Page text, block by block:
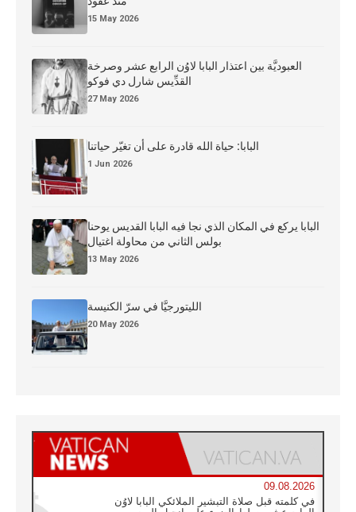
15 May 2026
العبوديَّة بين اعتذار البابا لاوُن الرابع عشر وصرخة
القدِّيس شارل دي فوكو
27 May 2026
البابا: حياة الله قادرة على أن تغيّر حياتنا
1 Jun 2026
البابا يركع في المكان الذي نجا فيه البابا القديس يوحنا
بولس الثاني من محاولة اغتيال
13 May 2026
الليتورجيَّا في سرّ الكنيسة
20 May 2026
09.08.2026
في كلمته قبل صلاة التبشير الملائكي البابا لاوُن